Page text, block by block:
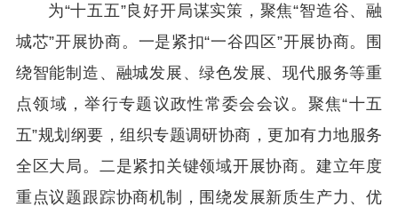
为“十五五”良好开局谋实策，聚焦“智造谷、融
城芯”开展协商。一是紧扣“一谷四区”开展协商。围
绕智能制造、融城发展、绿色发展、现代服务等重
点领域，举行专题议政性常委会会议。聚焦“十五
五”规划纲要，组织专题调研协商，更加有力地服务
全区大局。二是紧扣关键领域开展协商。建立年度
重点议题跟踪协商机制，围绕发展新质生产力、优